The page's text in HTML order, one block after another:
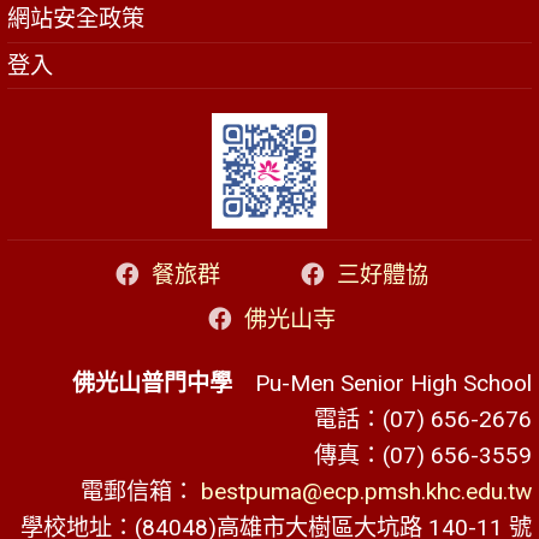
網站安全政策
登入
餐旅群
三好體協
佛光山寺
佛光山普門中學 Pu-Men Senior High School
電話：(07) 656-2676
傳真：(07) 656-3559
電郵信箱： bestpuma@ecp.pmsh.khc.edu.tw
學校地址：(84048)高雄市大樹區大坑路 140-11 號